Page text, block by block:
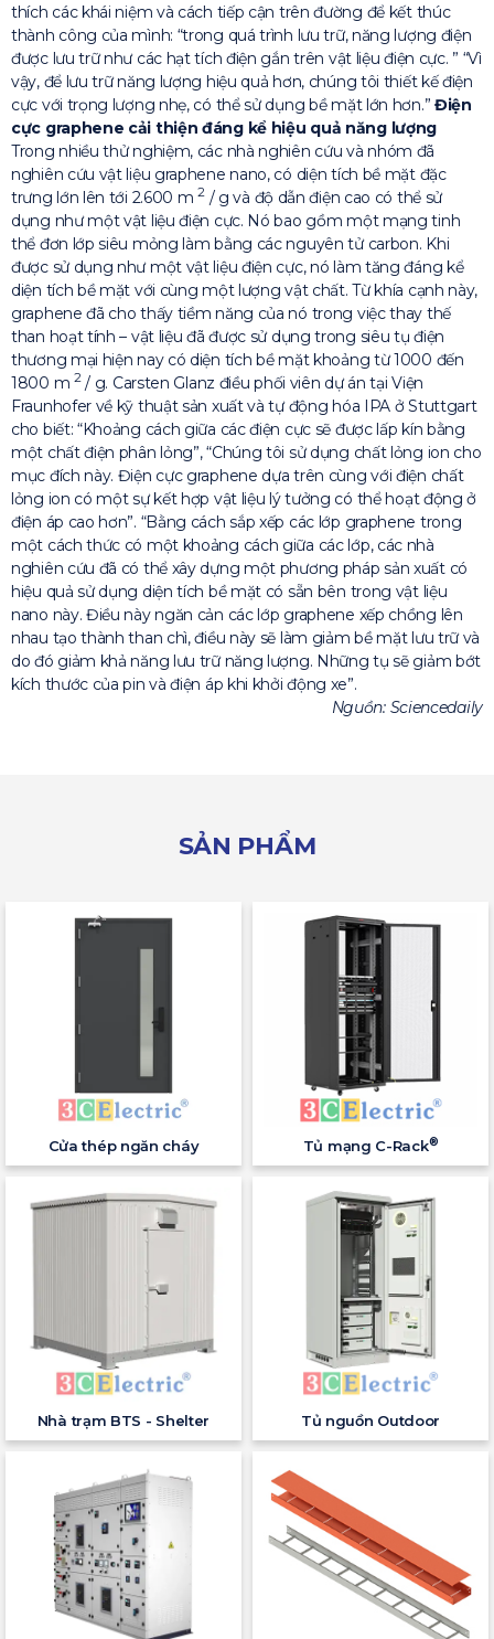
thích các khái niệm và cách tiếp cận trên đường để kết thúc
thành công của mình: “trong quá trình lưu trữ, năng lượng điện
được lưu trữ như các hạt tích điện gắn trên vật liệu điện cực. ” “Vì
vậy, để lưu trữ năng lượng hiệu quả hơn, chúng tôi thiết kế điện
cực với trọng lượng nhẹ, có thể sử dụng bề mặt lớn hơn.” Điện
cực graphene cải thiện đáng kể hiệu quả năng lượng
Trong nhiều thử nghiệm, các nhà nghiên cứu và nhóm đã
nghiên cứu vật liệu graphene nano, có diện tích bề mặt đặc
trưng lớn lên tới 2.600 m2/ g và độ dẫn điện cao có thể sử
dụng như một vật liệu điện cực. Nó bao gồm một mạng tinh
thể đơn lớp siêu mỏng làm bằng các nguyên tử carbon. Khi
được sử dụng như một vật liệu điện cực, nó làm tăng đáng kể
diện tích bề mặt với cùng một lượng vật chất. Từ khía cạnh này,
graphene đã cho thấy tiềm năng của nó trong việc thay thế
than hoạt tính – vật liệu đã được sử dụng trong siêu tụ điện
thương mại hiện nay có diện tích bề mặt khoảng từ 1000 đến
1800 m 2/ g. Carsten Glanz điều phối viên dự án tại Viện
Fraunhofer về kỹ thuật sản xuất và tự động hóa IPA ở Stuttgart
cho biết: “Khoảng cách giữa các điện cực sẽ được lấp kín bằng
một chất điện phân lỏng”, “Chúng tôi sử dụng chất lỏng ion cho
mục đích này. Điện cực graphene dựa trên cùng với điện chất
lỏng ion có một sự kết hợp vật liệu lý tưởng có thể hoạt động ở
điện áp cao hơn”. “Bằng cách sắp xếp các lớp graphene trong
một cách thức có một khoảng cách giữa các lớp, các nhà
nghiên cứu đã có thể xây dựng một phương pháp sản xuất có
hiệu quả sử dụng diện tích bề mặt có sẵn bên trong vật liệu
nano này. Điều này ngăn cản các lớp graphene xếp chồng lên
nhau tạo thành than chì, điều này sẽ làm giảm bề mặt lưu trữ và
do đó giảm khả năng lưu trữ năng lượng. Những tụ sẽ giảm bớt
kích thước của pin và điện áp khi khởi động xe”.
Nguồn: Sciencedaily
SẢN PHẨM
Cửa thép ngăn cháy Tủ mạng C-Rack®
Nhà trạm BTS - Shelter Tủ nguồn Outdoor